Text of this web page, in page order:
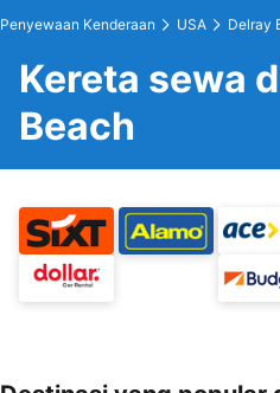
Penyewaan Kenderaan USA Delray
Kereta sewa
Beach